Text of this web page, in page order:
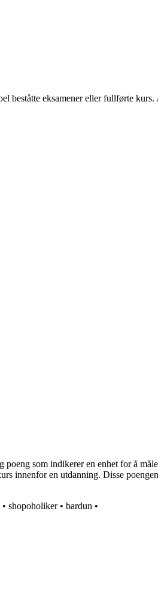
beståtte eksamener eller fullførte
som indikerer en enhet for å
innenfor en utdanning. Disse
• shopoholiker• bardun •